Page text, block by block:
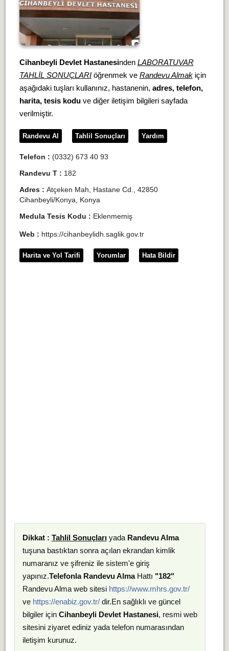
Cihanbeyli Devlet Hastanesinden LABORATUVAR
TAHLİL SONUÇLARIöğrenmek ve Randevu Almakiçin
aşağıdaki tuşları kullanınız, hastanenin, adres, telefon,
harita, tesis koduve diğer iletişim bilgileri sayfada
verilmiştir.
Randevu Al Tahlil Sonuçları Yardım
Telefon : (0332) 673 40 93
Randevu T : 182
Adres : Atçeken Mah, Hastane Cd., 42850
Cihanbeyli/Konya, Konya
Medula Tesis Kodu : Eklenmemiş
Web : https://cihanbeylidh.saglik.gov.tr
Harita ve Yol Tarifi Yorumlar Hata Bildir
Dikkat : Tahlil Sonuçlarıyada Randevu Alma
tuşuna bastıktan sonra açılan ekrandan kimlik
numaranız ve şifreniz ile sistem'e giriş
yapınız.Telefonla Randevu AlmaHattı "182"
Randevu Alma web sitesi https://www.mhrs.gov.tr/
ve https://enabiz.gov.tr/dir.En sağlıklı ve güncel
bilgiler için Cihanbeyli Devlet Hastanesi, resmi web
sitesini ziyaret ediniz yada telefon numarasından
iletişim kurunuz.